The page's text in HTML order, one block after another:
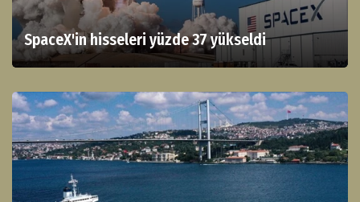
SpaceX'in hisseleri yüzde 37 yükseldi